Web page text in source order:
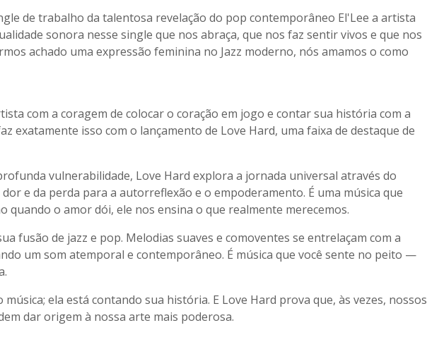
de trabalho da talentosa revelação do pop contemporâneo El'Lee a artista
sonora nesse single que nos abraça, que nos faz sentir vivos e que nos
achado uma expressão feminina no Jazz moderno, nós amamos o como
com a coragem de colocar o coração em jogo e contar sua história com a
exatamente isso com o lançamento de Love Hard, uma faixa de destaque de
vulnerabilidade, Love Hard explora a jornada universal através do
e da perda para a autorreflexão e o empoderamento. É uma música que
quando o amor dói, ele nos ensina o que realmente merecemos.
fusão de jazz e pop. Melodias suaves e comoventes se entrelaçam com a
um som atemporal e contemporâneo. É música que você sente no peito —
ela está contando sua história. E Love Hard prova que, às vezes, nossos
dar origem à nossa arte mais poderosa.